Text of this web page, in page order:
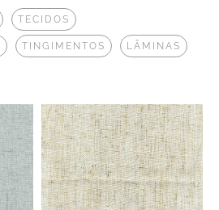
TECIDOS
TINGIMENTOS LÂMINAS